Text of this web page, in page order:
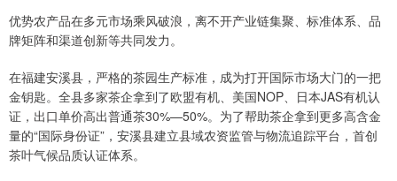
优势农产品在多元市场乘风破浪，离不开产业链集聚、标准体系、品
牌矩阵和渠道创新等共同发力。
在福建安溪县，严格的茶园生产标准，成为打开国际市场大门的一把
金钥匙。全县多家茶企拿到了欧盟有机、美国NOP、日本JAS有机认
证，出口单价高出普通茶30%—50%。为了帮助茶企拿到更多高含金
量的“国际身份证”，安溪县建立县域农资监管与物流追踪平台，首创
茶叶气候品质认证体系。